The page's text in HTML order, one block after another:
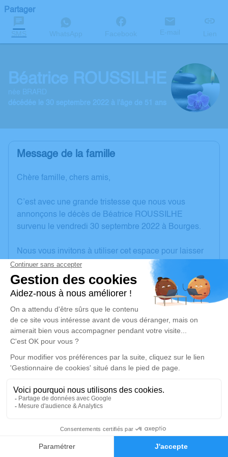
Faire-part Hommages
Partager
SMS WhatsApp Facebook E-mail Lien
Béatrice ROUSSILHE
née BRARD
décédée le 30 septembre 2022 à l'âge de 51 ans
Message de la famille
Chère famille, chers amis,
C’est avec une grande tristesse que nous vous
annonçons le décès de Béatrice ROUSSILHE
survenu le vendredi 30 septembre 2022 à Bourges.
Nous vous invitons à utiliser cet espace pour laisser
vos condoléances, partager des photos souvenirs,
une anecdote ou exprimer vos pensées à travers des
poèmes ou des textes. Cet endroit est un lieu
d'expression dédié à honorer la mémoire de Béatrice
ROUSSILHE.
Un service de plantation d’arbre hommage est
disponible ici.
Je rends hommage
Cérémonie religieuse
Église de Saint-Amand-Montrond
18200 Saint-Amand-Montrond